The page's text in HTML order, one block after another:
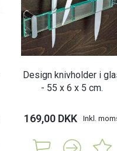
Design knivholder i
- 55 x 6 x 5 cm.
169,00 DKK Inkl.